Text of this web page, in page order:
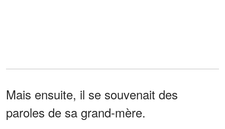
Mais ensuite, il se souvenait des
paroles de sa grand-mère.